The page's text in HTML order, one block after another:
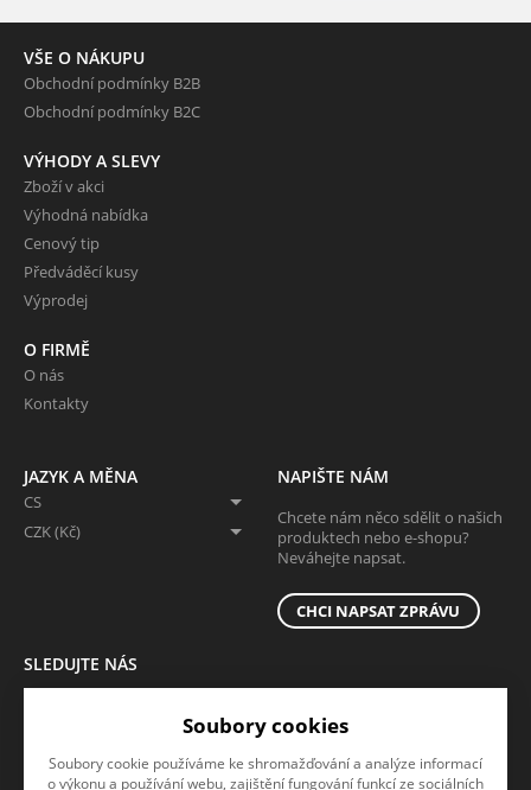
VŠE O NÁKUPU
Obchodní podmínky B2B
Obchodní podmínky B2C
VÝHODY A SLEVY
Zboží v akci
Výhodná nabídka
Cenový tip
Předváděcí kusy
Výprodej
O FIRMĚ
O nás
Kontakty
JAZYK A MĚNA
CS
CZK (Kč)
NAPIŠTE NÁM
Chcete nám něco sdělit o našich
produktech nebo e-shopu?
Neváhejte napsat.
CHCI NAPSAT ZPRÁVU
SLEDUJTE NÁS
Soubory cookies
Soubory cookie používáme ke shromažďování a analýze informací
o výkonu a používání webu, zajištění fungování funkcí ze sociálních